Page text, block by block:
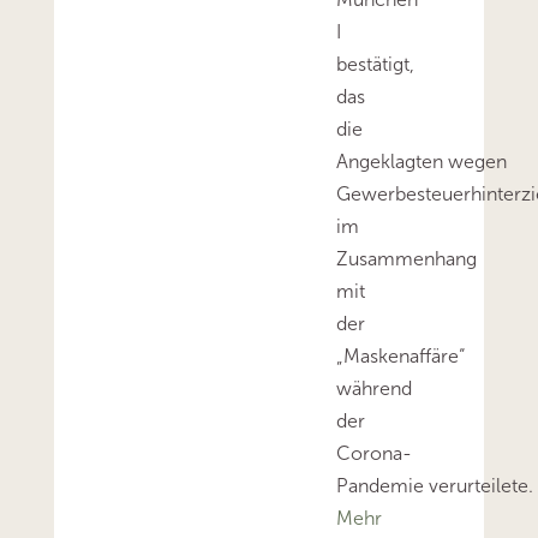
bestätigt,
das
die
Angeklagten wegen
im
Zusammenhang
mit
der
„Maskenaffäre“
während
der
Corona-
Pandemie verurteilete.
Mehr